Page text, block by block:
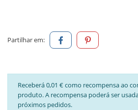
Partilhar em:
Receberá 0,01 € como recompensa ao
produto. A recompensa poderá ser
próximos pedidos.